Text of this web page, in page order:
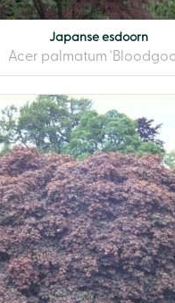
Japanse esdoorn
Acer palmatum